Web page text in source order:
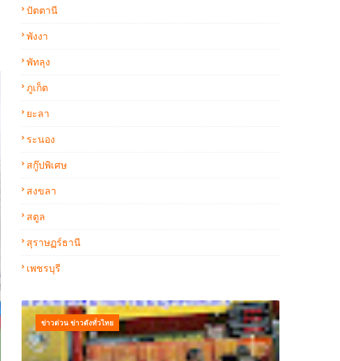
ปัตตานี
พังงา
พัทลุง
ภูเก็ต
ยะลา
ระนอง
สกู๊ปพิเศษ
สงขลา
สตูล
สุราษฏร์ธานี
เพชรบุรี
ข่าวด่วน ข่าวดังทั่วไทย